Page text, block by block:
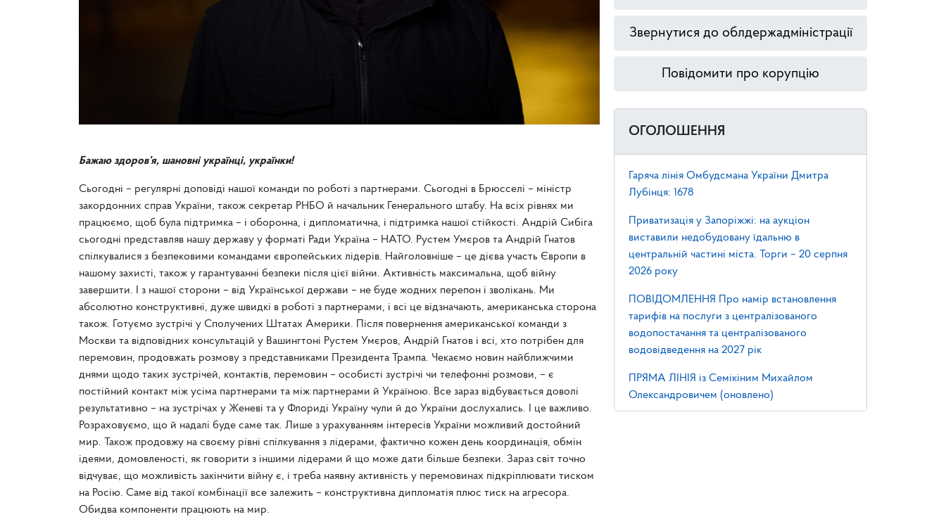
Бажаю здоров’я, шановні українці, українки!
Сьогодні – регулярні доповіді нашої команди по роботі з партнерами. Сьогодні в Брюсселі – міністр
закордонних справ України, також секретар РНБО й начальник Генерального штабу. На всіх рівнях ми
працюємо, щоб була підтримка – і оборонна, і дипломатична, і підтримка нашої стійкості. Андрій Сибіга
сьогодні представляв нашу державу у форматі Ради Україна – НАТО. Рустем Умєров та Андрій Гнатов
спілкувалися з безпековими командами європейських лідерів. Найголовніше – це дієва участь Європи в
нашому захисті, також у гарантуванні безпеки після цієї війни. Активність максимальна, щоб війну
завершити. І з нашої сторони – від Української держави – не буде жодних перепон і зволікань. Ми
абсолютно конструктивні, дуже швидкі в роботі з партнерами, і всі це відзначають, американська сторона
також. Готуємо зустрічі у Сполучених Штатах Америки. Після повернення американської команди з
Москви та відповідних консультацій у Вашингтоні Рустем Умєров, Андрій Гнатов і всі, хто потрібен для
перемовин, продовжать розмову з представниками Президента Трампа. Чекаємо новин найближчими
днями щодо таких зустрічей, контактів, перемовин – особисті зустрічі чи телефонні розмови, – є
постійний контакт між усіма партнерами та між партнерами й Україною. Все зараз відбувається доволі
результативно – на зустрічах у Женеві та у Флориді Україну чули й до України дослухались. І це важливо.
Розраховуємо, що й надалі буде саме так. Лише з урахуванням інтересів України можливий достойний
мир. Також продовжу на своєму рівні спілкування з лідерами, фактично кожен день координація, обмін
ідеями, домовленості, як говорити з іншими лідерами й що може дати більше безпеки. Зараз світ точно
відчуває, що можливість закінчити війну є, і треба наявну активність у перемовинах підкріплювати тиском
на Росію. Саме від такої комбінації все залежить – конструктивна дипломатія плюс тиск на агресора.
Обидва компоненти працюють на мир.
Звернутися до облдержадміністрації
Повідомити про корупцію
ОГОЛОШЕННЯ
Гаряча лінія Омбудсмана України Дмитра
Лубінця: 1678
Приватизація у Запоріжжі: на аукціон
виставили недобудовану їдальню в
центральній частині міста. Торги – 20 серпня
2026 року
ПОВІДОМЛЕННЯ Про намір встановлення
тарифів на послуги з централізованого
водопостачання та централізованого
водовідведення на 2027 рік
ПРЯМА ЛІНІЯ із Семікіним Михайлом
Олександровичем (оновлено)